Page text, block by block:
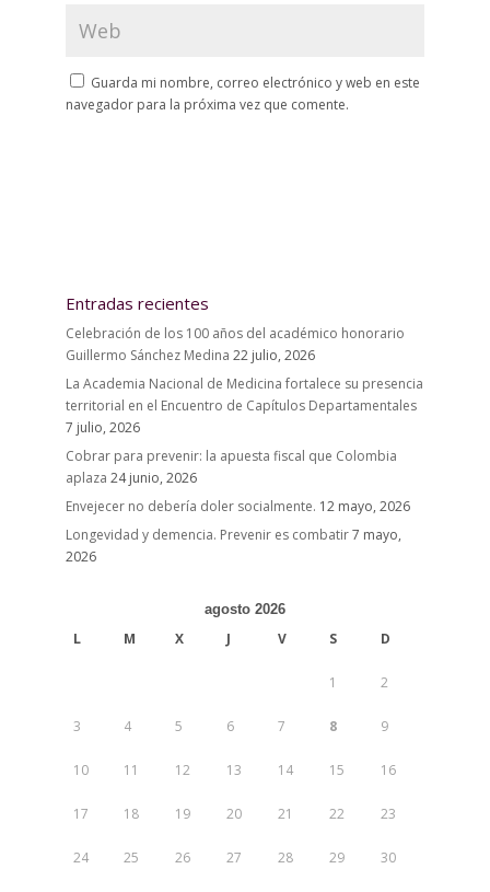
Guarda mi nombre, correo electrónico y web en este
navegador para la próxima vez que comente.
Entradas recientes
Celebración de los 100 años del académico honorario
Guillermo Sánchez Medina 22 julio, 2026
La Academia Nacional de Medicina fortalece su presencia
territorial en el Encuentro de Capítulos Departamentales
7 julio, 2026
Cobrar para prevenir: la apuesta fiscal que Colombia
aplaza 24 junio, 2026
Envejecer no debería doler socialmente. 12 mayo, 2026
Longevidad y demencia. Prevenir es combatir7 mayo,
2026
agosto 2026
L M X J V S D
1 2
3 4 5 6 7 8 9
10 11 12 13 14 15 16
17 18 19 20 21 22 23
24 25 26 27 28 29 30